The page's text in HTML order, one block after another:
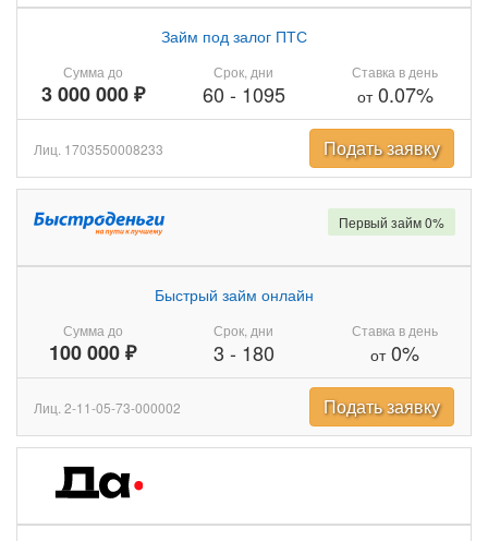
Сумма до
3 000 000 ₽
Займ под залог ПТС
Срок, дни
60 - 1095
Ставка в день
от0.07%
Лиц. 1703550008233 Подать заявку
Сумма до
100 000 ₽
Быстрый займ онлайн
Срок, дни
3 - 180
Ставка в день
от0%
Первый займ 0%
Лиц. 2-11-05-73-000002 Подать заявку